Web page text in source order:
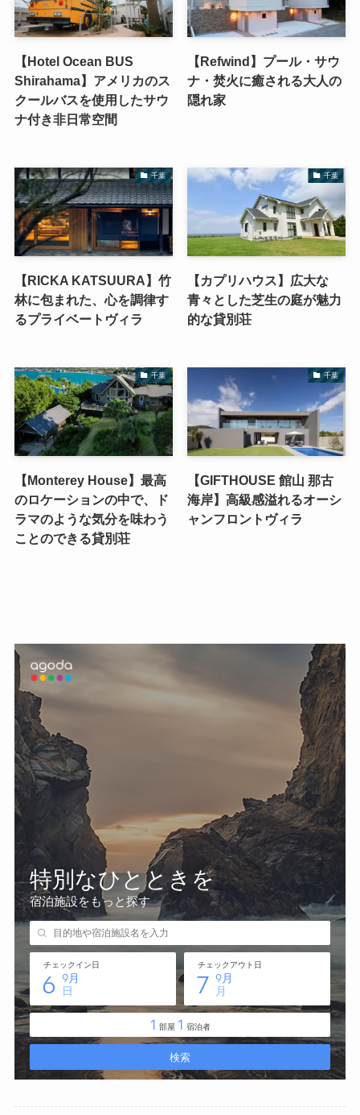
【Hotel Ocean BUS
Shirahama】アメリカのス
クールバスを使用したサウ
ナ付き非日常空間
【Refwind】プール・サウ
ナ・焚火に癒される大人の
隠れ家
千葉
【RICKA KATSUURA】竹
林に包まれた、心を調律す
るプライベートヴィラ
千葉
【カプリハウス】広大な
青々とした芝生の庭が魅力
的な貸別荘
千葉
【Monterey House】最高
のロケーションの中で、ド
ラマのような気分を味わう
ことのできる貸別荘
千葉
【GIFTHOUSE 館山 那古
海岸】高級感溢れるオーシ
ャンフロントヴィラ